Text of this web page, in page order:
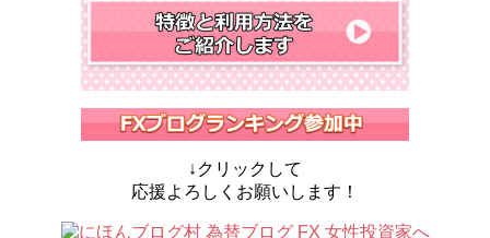
↓クリックして
応援よろしくお願いします！